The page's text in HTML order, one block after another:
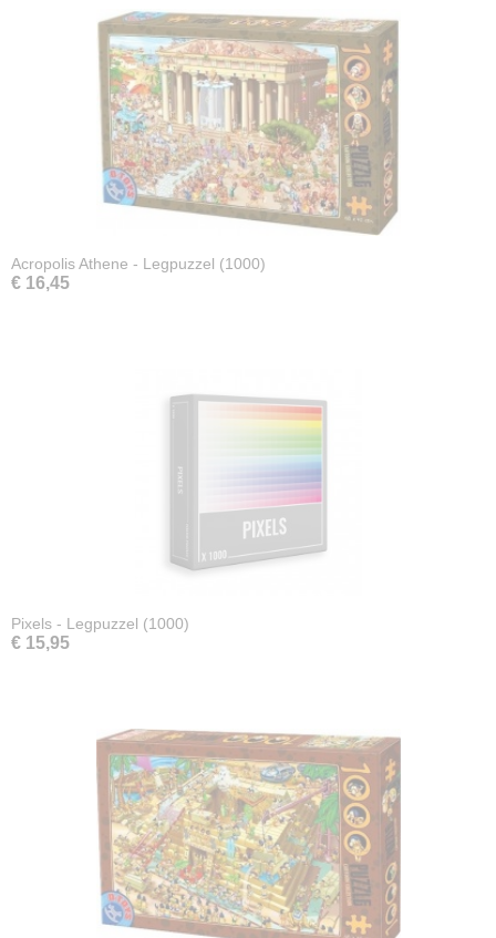
Acropolis Athene - Legpuzzel (1000)
€ 16,45
Pixels - Legpuzzel (1000)
€ 15,95